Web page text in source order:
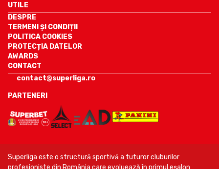
UTILE
DESPRE
TERMENI ȘI CONDIȚII
POLITICA COOKIES
PROTECȚIA DATELOR
AWARDS
CONTACT
contact@superliga.ro
PARTENERI
Superliga este o structură sportivă a tuturor cluburilor
profesioniste din România care evoluează în primul eşalon